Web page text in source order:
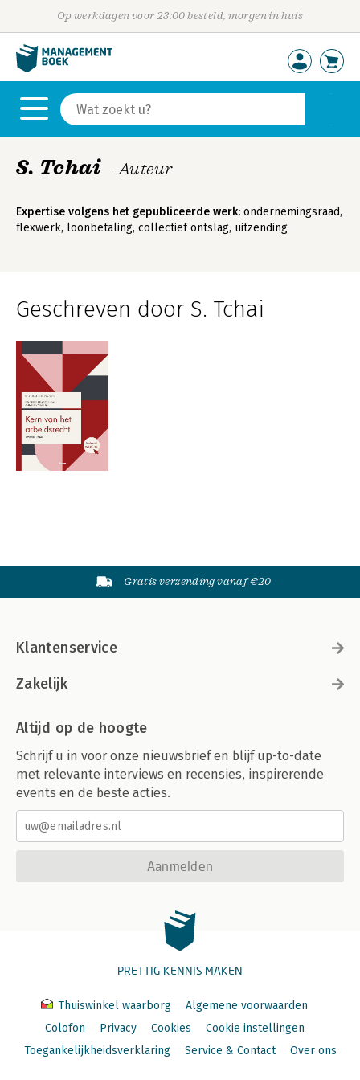
Op werkdagen voor 23:00 besteld, morgen in huis
S. Tchai - Auteur
Expertise volgens het gepubliceerde werk: ondernemingsraad,
flexwerk, loonbetaling, collectief ontslag, uitzending
Geschreven door S. Tchai
Gratis verzending vanaf €20
Klantenservice
Zakelijk
Altijd op de hoogte
Schrijf u in voor onze nieuwsbrief en blijf up-to-date
met relevante interviews en recensies, inspirerende
events en de beste acties.
Aanmelden
PRETTIG KENNIS MAKEN
Thuiswinkel waarborg
Algemene voorwaarden
Colofon
Privacy Cookies
Cookie instellingen
Toegankelijkheidsverklaring
Service & Contact Over ons